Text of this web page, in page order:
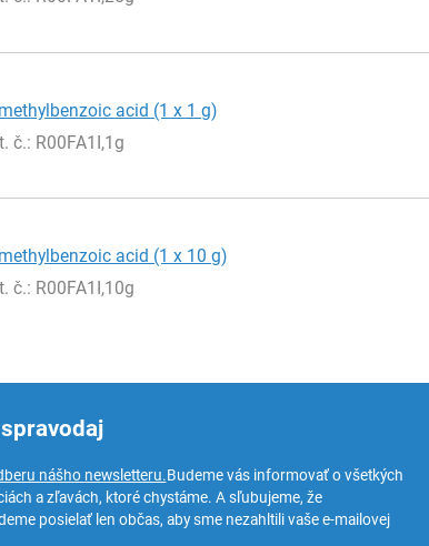
acid (1 x 1 g)
č.: R00FA1I,1g
acid (1 x 10 g)
č.: R00FA1I,10g
nášho newsletteru.Budeme vás informovať o všetkých
a zľavách, ktoré chystáme. A sľubujeme, že
posielať len občas, aby sme nezahltili vaše e-mailovej